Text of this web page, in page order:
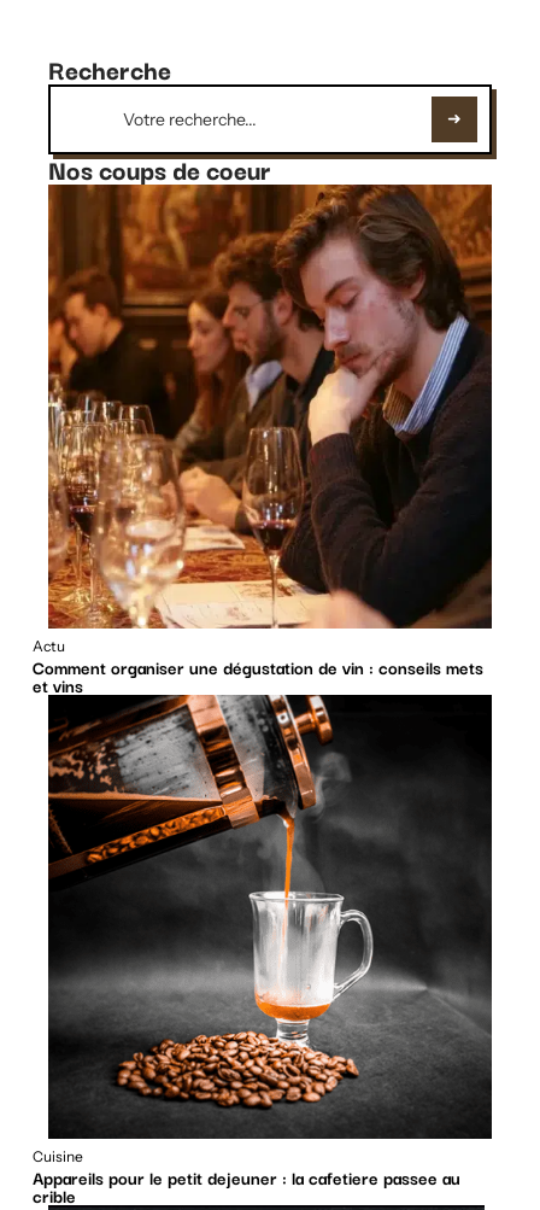
Recherche
Nos coups de coeur
Actu
Comment organiser une dégustation de vin : conseils mets
et vins
Cuisine
Appareils pour le petit dejeuner : la cafetiere passee au
crible